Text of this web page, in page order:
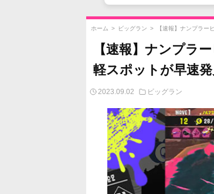
しまう
ホーム > ビッグラン > 【速報】ナンプラー
【速報】ナンプラ
軽スポットが早速
2023.09.02 ビッグラン